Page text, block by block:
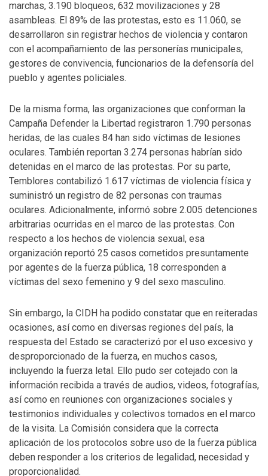
marchas, 3.190 bloqueos, 632 movilizaciones y 28
asambleas. El 89% de las protestas, esto es 11.060, se
desarrollaron sin registrar hechos de violencia y contaron
con el acompañamiento de las personerías municipales,
gestores de convivencia, funcionarios de la defensoría del
pueblo y agentes policiales.
De la misma forma, las organizaciones que conforman la
Campaña Defender la Libertad registraron 1.790 personas
heridas, de las cuales 84 han sido víctimas de lesiones
oculares. También reportan 3.274 personas habrían sido
detenidas en el marco de las protestas. Por su parte,
Temblores contabilizó 1.617 víctimas de violencia física y
suministró un registro de 82 personas con traumas
oculares. Adicionalmente, informó sobre 2.005 detenciones
arbitrarias ocurridas en el marco de las protestas. Con
respecto a los hechos de violencia sexual, esa
organización reportó 25 casos cometidos presuntamente
por agentes de la fuerza pública, 18 corresponden a
víctimas del sexo femenino y 9 del sexo masculino.
Sin embargo, la CIDH ha podido constatar que en reiteradas
ocasiones, así como en diversas regiones del país, la
respuesta del Estado se caracterizó por el uso excesivo y
desproporcionado de la fuerza, en muchos casos,
incluyendo la fuerza letal. Ello pudo ser cotejado con la
información recibida a través de audios, videos, fotografías,
así como en reuniones con organizaciones sociales y
testimonios individuales y colectivos tomados en el marco
de la visita. La Comisión considera que la correcta
aplicación de los protocolos sobre uso de la fuerza pública
deben responder a los criterios de legalidad, necesidad y
proporcionalidad.